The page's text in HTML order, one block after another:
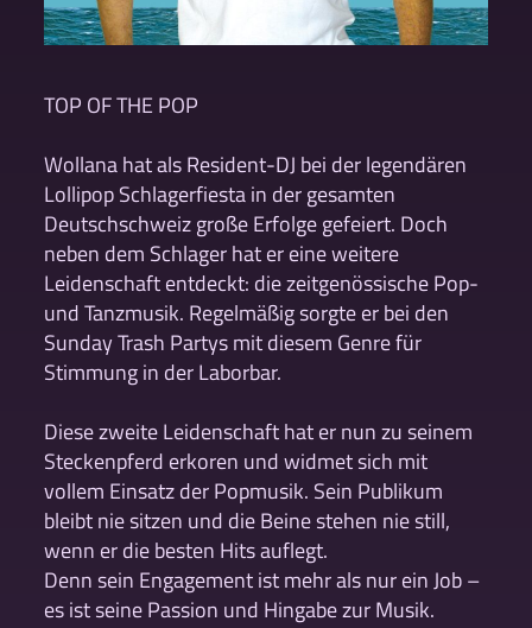
TOP OF THE POP
Wollana hat als Resident-DJ bei der legendären
Lollipop Schlagerfiesta in der gesamten
Deutschschweiz große Erfolge gefeiert. Doch
neben dem Schlager hat er eine weitere
Leidenschaft entdeckt: die zeitgenössische Pop-
und Tanzmusik. Regelmäßig sorgte er bei den
Sunday Trash Partys mit diesem Genre für
Stimmung in der Laborbar.
Diese zweite Leidenschaft hat er nun zu seinem
Steckenpferd erkoren und widmet sich mit
vollem Einsatz der Popmusik. Sein Publikum
bleibt nie sitzen und die Beine stehen nie still,
wenn er die besten Hits auflegt.
Denn sein Engagement ist mehr als nur ein Job –
es ist seine Passion und Hingabe zur Musik.